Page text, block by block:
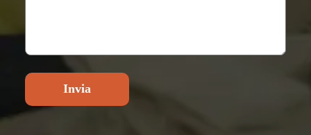
Invia